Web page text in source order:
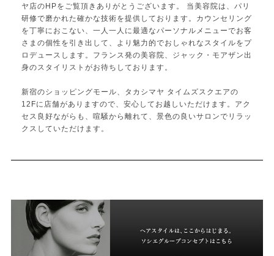
ヤ店のHPをご覧頂きありがとうございます。 当美容院は、パリ
研修で磨かれた確かな技術を提供しております。カウンセリング
を丁寧におこない、一人一人に最適なパーソナルメニューでお客
さまの個性を引き出して、より魅力的でおしゃれなスタイルをプ
ロデュースします。フランス発の美容院、ジャック・モアザン出
身のスタイリストがお待ちしております。
新宿のショッピングモール、タカシマヤ タイムズスクエアの
12Fに店舗がありますので、安心してお越しいただけます。アク
セス良好ながらも、喧騒から離れて、景色の良いサロンでリラッ
クスしていただけます。